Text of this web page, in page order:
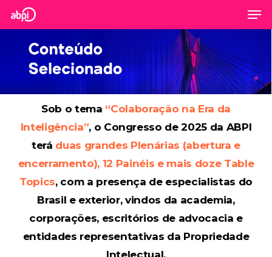
Skip
to
content
Sob o tema “Colaboração na Era da
Inteligência”, o Congresso de 2025 da ABPI
terá duas grandes Plenárias (abertura e
encerramento), 12 Painéis e mais doze Table
Topics, com a presença de especialistas do
Brasil e exterior, vindos da academia,
corporações, escritórios de advocacia e
entidades representativas da Propriedade
Intelectual.
Menu